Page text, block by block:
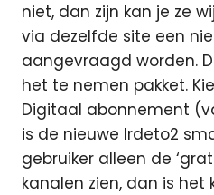
niet, dan zijn kan je ze
via dezelfde site een
aangevraagd worden.
het te nemen pakket.
Digitaal abonnement
is de nieuwe Irdeto2
gebruiker alleen de
kanalen zien, dan is het